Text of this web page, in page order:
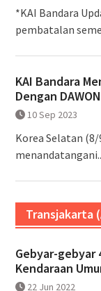
*KAI Bandara
pembatalan
KAI Bandara
Dengan
10 Sep 2023
Korea Selatan
Transjakarta
Gebyar-gebyar
Kendaraan
22 Jun 2022